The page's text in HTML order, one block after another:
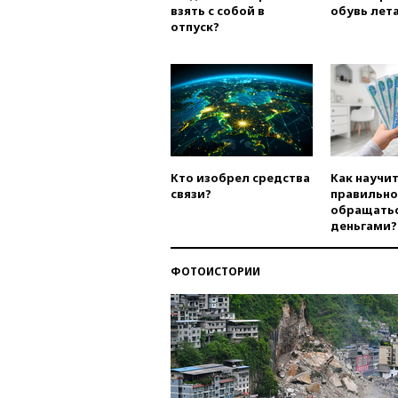
взять с собой в
отпуск?
обувь
Кто изобрел средства
связи?
Как
правильно
деньгами?
ФОТОИСТОРИИ